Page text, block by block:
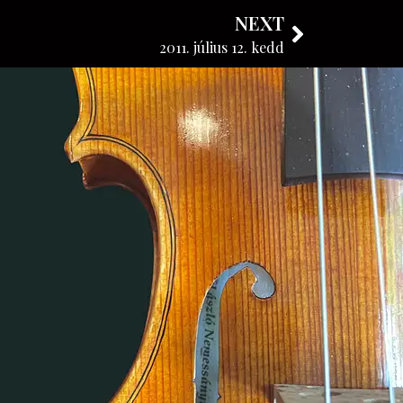
FOLLOW OUR BLOG
NEXT
2011. július 12. kedd